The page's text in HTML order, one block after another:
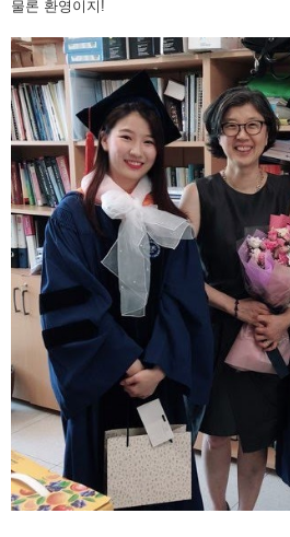
물론 환영이지!